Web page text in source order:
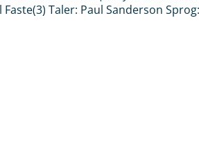
Taler: Paul Sanderson